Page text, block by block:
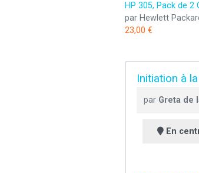
par Hewlett
23,00 €
Initiation à
par Greta de
En